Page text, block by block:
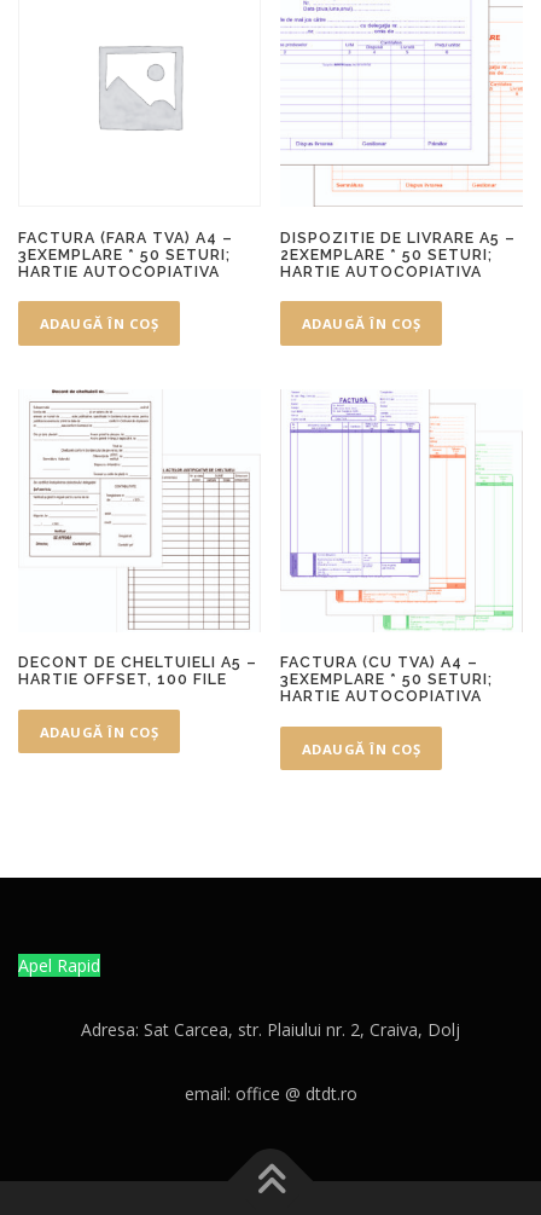
FACTURA (FARA TVA) A4 –
3EXEMPLARE * 50 SETURI;
HARTIE AUTOCOPIATIVA
ADAUGĂ ÎN COȘ
DISPOZITIE DE LIVRARE A5 –
2EXEMPLARE * 50 SETURI;
HARTIE AUTOCOPIATIVA
ADAUGĂ ÎN COȘ
DECONT DE CHELTUIELI A5 –
HARTIE OFFSET, 100 FILE
ADAUGĂ ÎN COȘ
FACTURA (CU TVA) A4 –
3EXEMPLARE * 50 SETURI;
HARTIE AUTOCOPIATIVA
ADAUGĂ ÎN COȘ
Apel Rapid
Adresa: Sat Carcea, str. Plaiului nr. 2, Craiva, Dolj
email: office @ dtdt.ro